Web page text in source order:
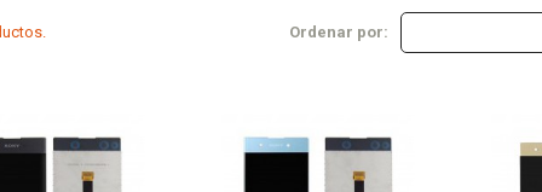
Ordenar por: